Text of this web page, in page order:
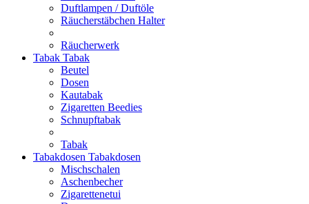
Duftlampen / Duftöle
Räucherstäbchen Halter
Räucherwerk
Tabak Tabak
Beutel
Dosen
Kautabak
Zigaretten Beedies
Schnupftabak
Tabak
Tabakdosen Tabakdosen
Mischschalen
Aschenbecher
Zigarettenetui